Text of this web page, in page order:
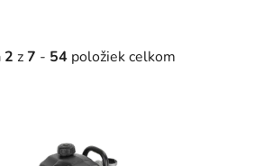
2 z7 - 54 položiek celkom